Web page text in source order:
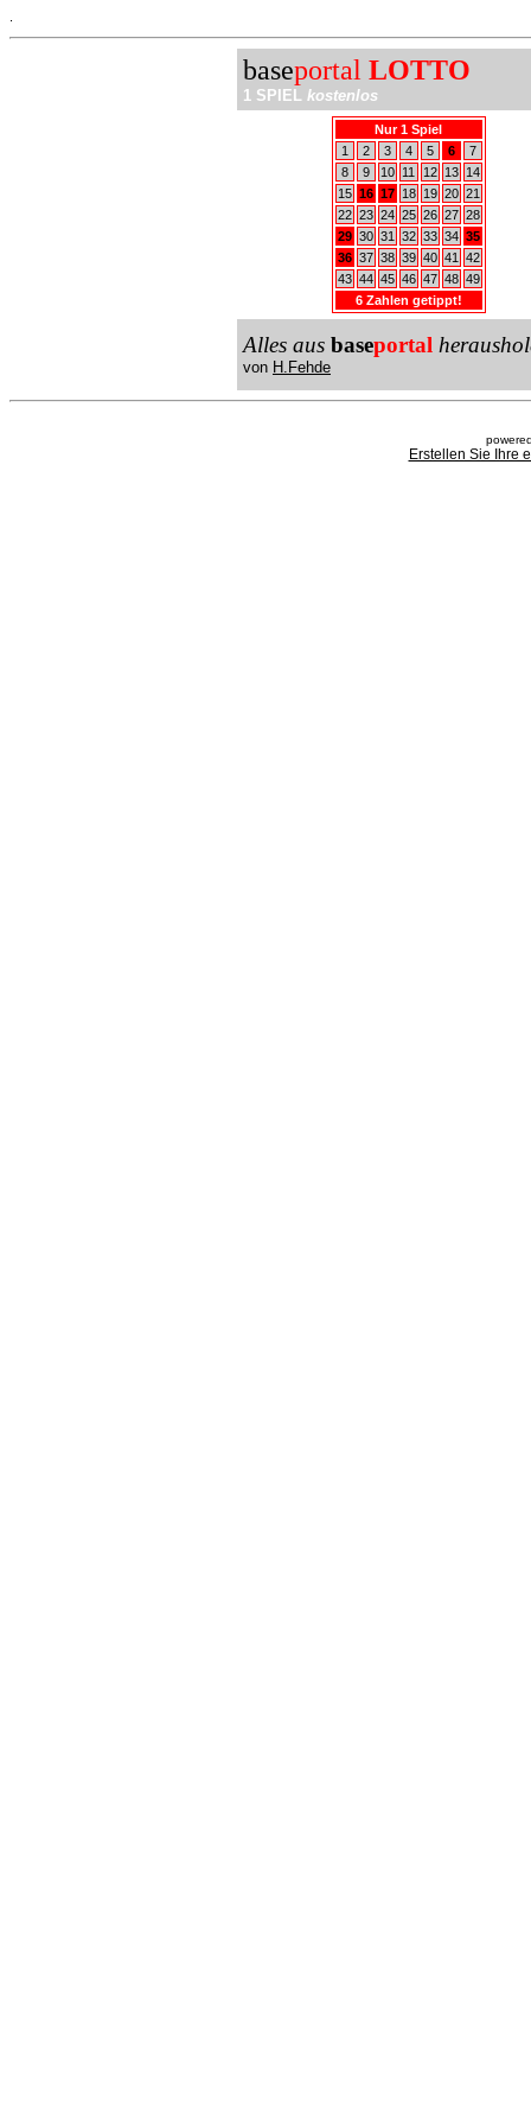
baseportal LOTTO
1 SPIEL kostenlos
Nur 1 Spiel
1
2 3 4 5 6
7
8
9 10 11 12 13
14
15 16 17 18 19 20 21
22 23 24 25 26 27 28
29 30 31 32 33 34 35
36 37 38 39 40 41
42
43 44 45 46 47 48 49
6 Zahlen getippt!
Alles aus baseportal
von H.Fehde
Erstellen Sie Ihre